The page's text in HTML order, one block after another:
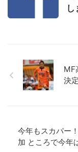
し
MF
決定
今年もスカパー
加 ところで今年